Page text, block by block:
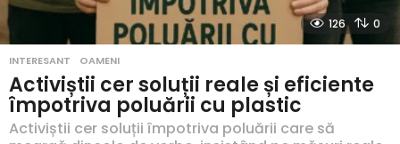
126 0
INTERESANT ,OAMENI
Activiștii cer soluții reale și eficiente
împotriva poluării cu plastic
Activiștii cer soluții împotriva poluării care să